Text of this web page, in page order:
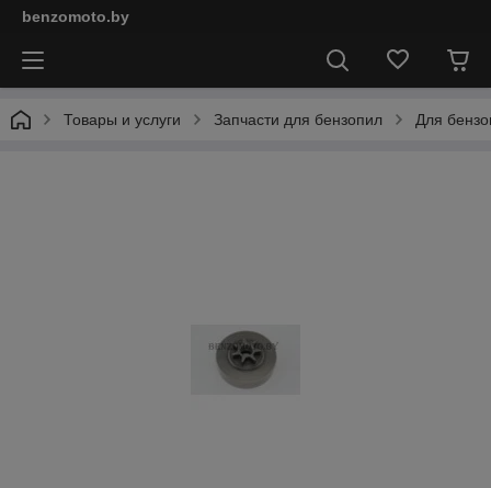
benzomoto.by
Товары и услуги Запчасти для бензопил Для